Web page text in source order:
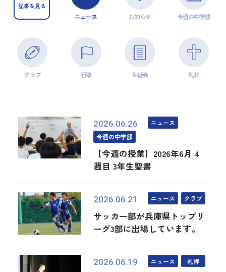
記事を見る
ニュース お知らせ 今週の中学部
クラブ 行事 生徒会 礼拝
2026.06.26
ニュース
今週の中学部
【今週の授業】2026年6月 4
週目 3年生聖書
2026.06.21 ニュース クラブ
サッカー部が兵庫県トップリ
ーグ3部に出場しています。
2026.06.19 ニュース 礼拝